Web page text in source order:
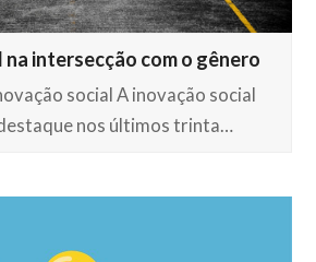
intersecção com o gênero
social A inovação social
nos últimos trinta…